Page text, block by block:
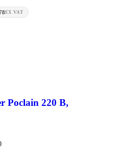
EX VAT
Poclain 220 B,